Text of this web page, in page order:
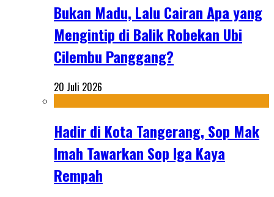
Bukan Madu, Lalu Cairan Apa yang
Mengintip di Balik Robekan Ubi
Cilembu Panggang?
20 Juli 2026
Hadir di Kota Tangerang, Sop Mak
Imah Tawarkan Sop Iga Kaya
Rempah